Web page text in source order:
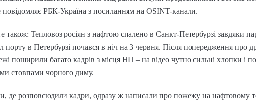
РБК-Україна з посиланням на OSINT-канали.
також: Тепловоз росіян з нафтою спалено в Санкт-Петербурзі завдяки
порту в Петербурзі почався в ніч на 3 червня. Після попередження про
поширили багато кадрів з місця НП – на відео чутно сильні хлопки і
стовпами чорного диму.
де розповсюдили кадри, одразу ж написали про пожежу на нафтовому